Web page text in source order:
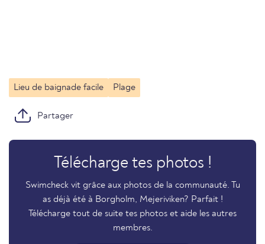
Lieu de baignade facile Plage
Partager
Télécharge tes photos !
Swimcheck vit grâce aux photos de la communauté. Tu
as déjà été à Borgholm, Mejeriviken? Parfait !
Télécharge tout de suite tes photos et aide les autres
membres.